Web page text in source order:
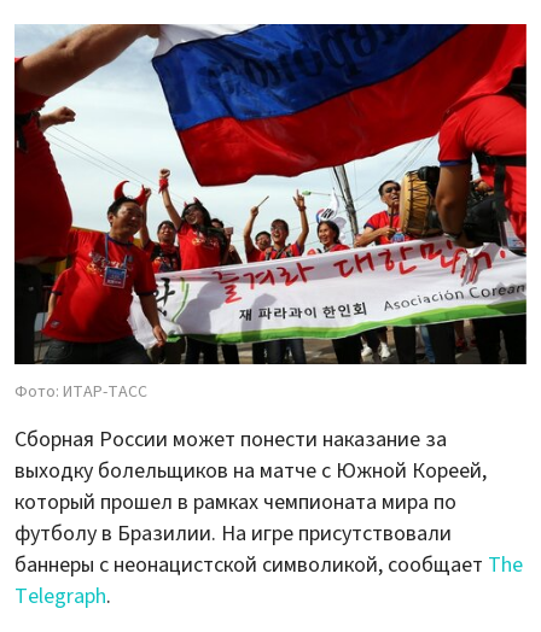
Фото: ИТАР-ТАСС
Сборная России может понести наказание за
выходку болельщиков на матче с Южной Кореей,
который прошел в рамках чемпионата мира по
футболу в Бразилии. На игре присутствовали
баннеры с неонацистской символикой, сообщает The
Telegraph.